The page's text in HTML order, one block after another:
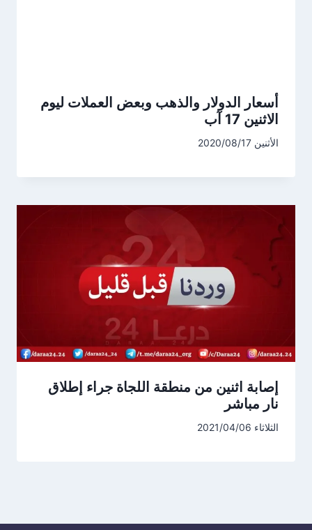
أسعار الدولار والذهب وبعض العملات ليوم
الاثنين 17 آب
الأثنين 2020/08/17
إصابة اثنين من منطقة اللجاة جراء إطلاق
نار مباشر
الثلاثاء 2021/04/06